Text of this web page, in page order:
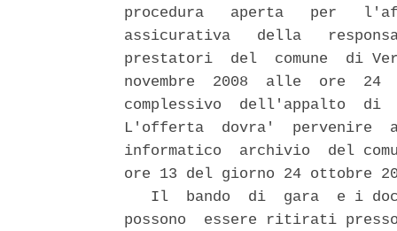
procedura   aperta   per
assicurativa   della
prestatori  del  comune  di
novembre  2008  alle  ore  24
complessivo  dell'appalto  di
L'offerta  dovra'  pervenire
informatico  archivio  del
ore 13 del giorno 24 ottobre
Il  bando  di  gara  e i
possono  essere ritirati